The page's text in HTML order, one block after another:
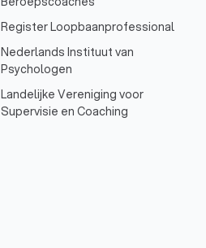
Register Loopbaanprofessional
Nederlands Instituut van
Psychologen
Landelijke Vereniging voor
Supervisie en Coaching